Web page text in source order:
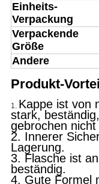
Einheits-
Verpackung
Verpackende
Größe
Andere
Produkt-Vorteil
1. Kappe ist von
stark,
gebrochen nicht
2. Innerer
Lagerung.
3. Flasche ist
beständig.
4. Gute Formel